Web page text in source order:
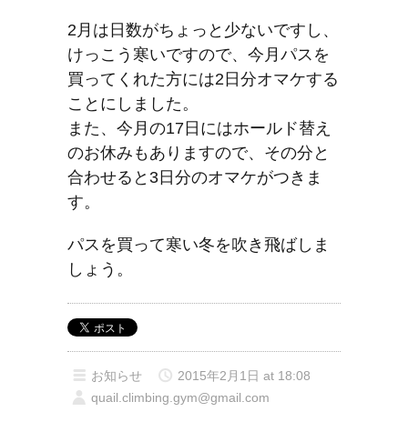
2月は日数がちょっと少ないですし、
けっこう寒いですので、今月パスを
買ってくれた方には2日分オマケする
ことにしました。
また、今月の17日にはホールド替え
のお休みもありますので、その分と
合わせると3日分のオマケがつきま
す。
パスを買って寒い冬を吹き飛ばしま
しょう。
お知らせ
2015年2月1日 at 18:08
quail.climbing.gym@gmail.com